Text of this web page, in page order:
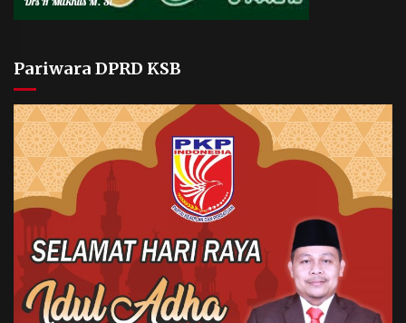
Pariwara DPRD KSB